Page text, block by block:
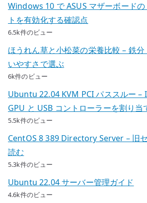
Windows 10 で ASUS マザーボード
トを有効化する確認点
6.5k件のビュー
ほうれん草と小松菜の栄養比較 – 鉄
いやすさで選ぶ
6k件のビュー
Ubuntu 22.04 KVM PCI パススルー –
GPU と USB コントローラーを割り当
5.5k件のビュー
CentOS 8 389 Directory Server – 旧
読む
5.3k件のビュー
Ubuntu 22.04 サーバー管理ガイド
4.6k件のビュー